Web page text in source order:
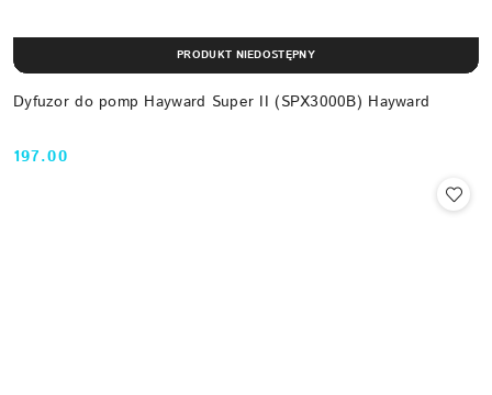
Dyfuzor do pomp Hayward Super II (SPX3000B) Hayward
Cena:
197.00
PRODUKT NIEDOSTĘPNY